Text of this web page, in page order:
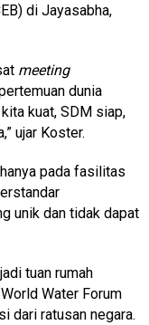
di Jayasabha,
meeting
dunia
kuat, SDM siap,
ujar Koster.
pada fasilitas
unik dan tidak dapat
tuan rumah
Water Forum
dari ratusan negara.